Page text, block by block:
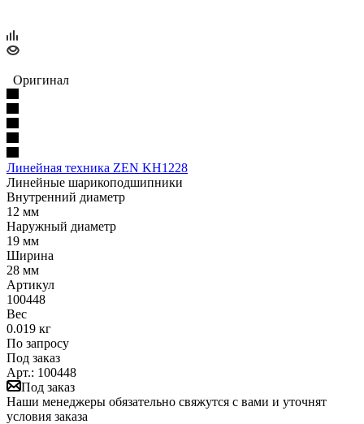
Оригинал
Линейная техника ZEN KH1228
Линейные шарикоподшипники
Внутренний диаметр
12 мм
Наружный диаметр
19 мм
Ширина
28 мм
Артикул
100448
Вес
0.019 кг
По запросу
Под заказ
Арт.: 100448
Под заказ
Наши менеджеры обязательно свяжутся с вами и уточнят
условия заказа